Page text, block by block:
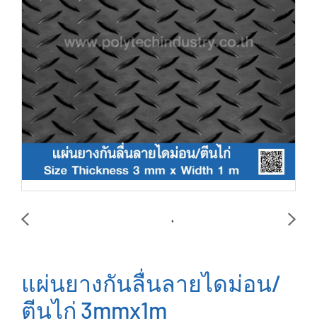
แผ่นยางกันลื่นลายไดม่อน/
ตีนไก่ 3mmx1m